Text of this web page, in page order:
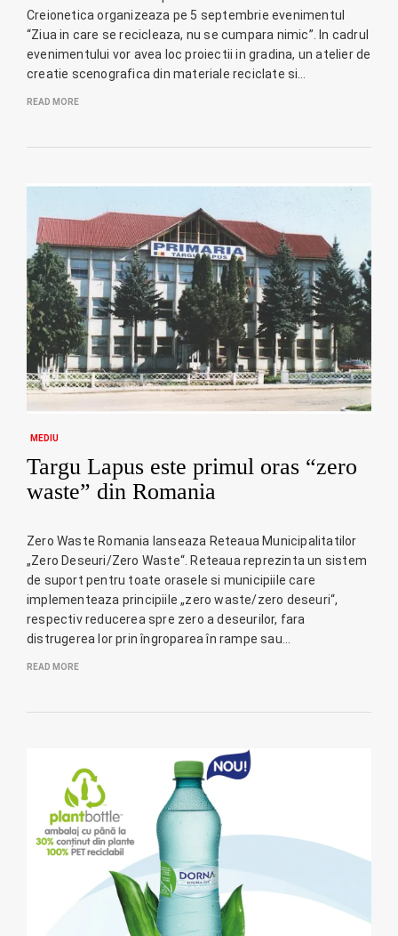
Creionetica organizeaza pe 5 septembrie evenimentul
“Ziua in care se recicleaza, nu se cumpara nimic”. In cadrul
evenimentului vor avea loc proiectii in gradina, un atelier de
creatie scenografica din materiale reciclate si…
READ MORE
MEDIU
Targu Lapus este primul oras “zero
waste” din Romania
Zero Waste Romania lanseaza Reteaua Municipalitatilor
„Zero Deseuri/Zero Waste“. Reteaua reprezinta un sistem
de suport pentru toate orasele si municipiile care
implementeaza principiile „zero waste/zero deseuri“,
respectiv reducerea spre zero a deseurilor, fara
distrugerea lor prin îngroparea în rampe sau…
READ MORE